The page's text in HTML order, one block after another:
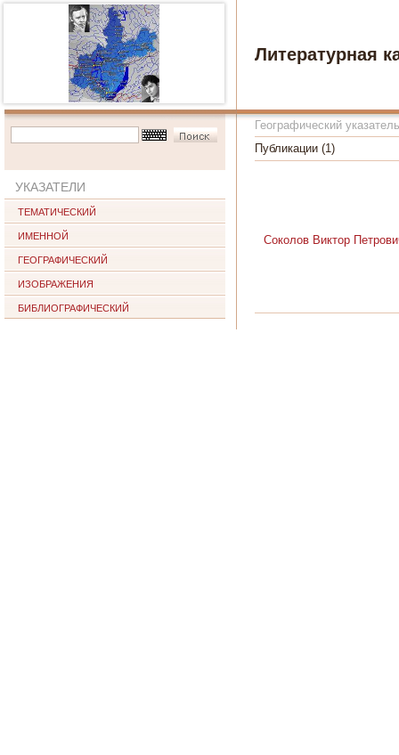
Литературная
УКАЗАТЕЛИ
ТЕМАТИЧЕСКИЙ
ИМЕННОЙ
ГЕОГРАФИЧЕСКИЙ
ИЗОБРАЖЕНИЯ
БИБЛИОГРАФИЧЕСКИЙ
Географический указатель
Публикации (1)
Соколов Виктор